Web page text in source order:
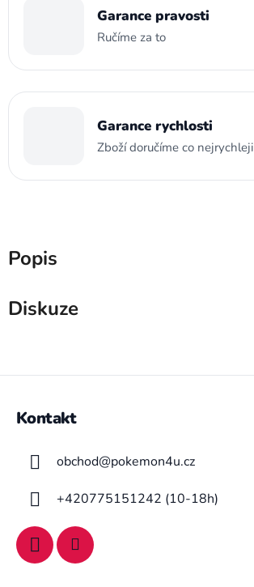
Garance pravosti
Ručíme za to
Garance rychlosti
Zboží doručíme co nejrychleji
Popis
Diskuze
Kontakt
obchod@pokemon4u.cz
+420775151242 (10-18h)